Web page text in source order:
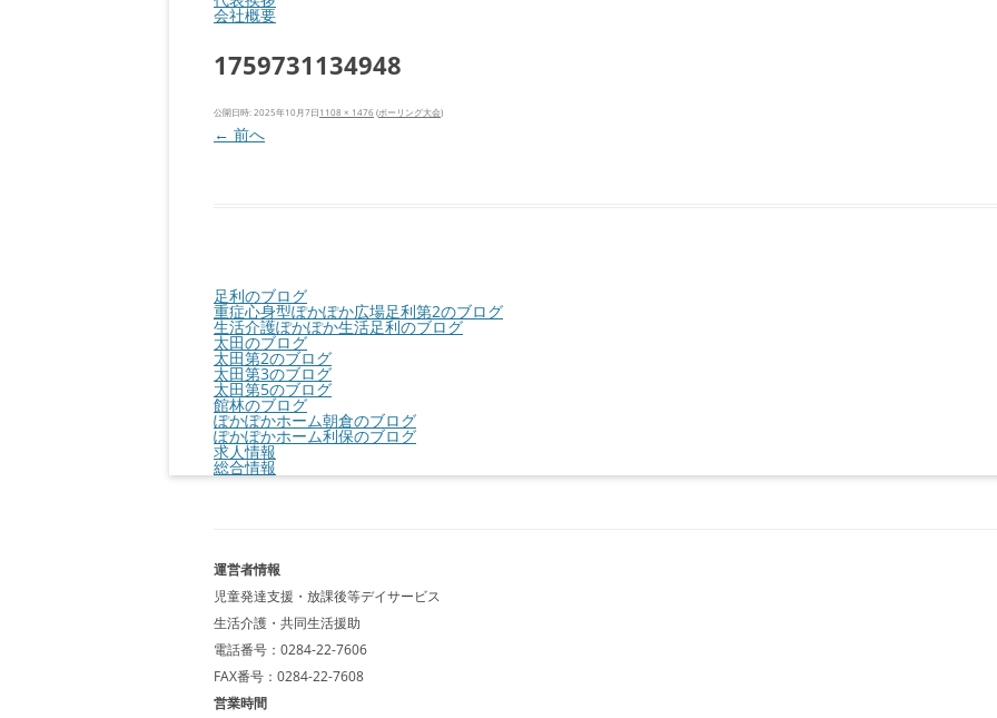
会社概要
1759731134948
公開日時: 2025年10月7日1108 × 1476 (ボーリング大会)
← 前へ
足利のブログ
重症心身型ぽかぽか広場足利第2のブログ
生活介護ぽかぽか生活足利のブログ
太田のブログ
太田第2のブログ
太田第3のブログ
太田第5のブログ
館林のブログ
ぽかぽかホーム朝倉のブログ
ぽかぽかホーム利保のブログ
求人情報
総合情報
運営者情報
児童発達支援・放課後等デイサービス
生活介護・共同生活援助
電話番号：0284-22-7606
FAX番号：0284-22-7608
営業時間